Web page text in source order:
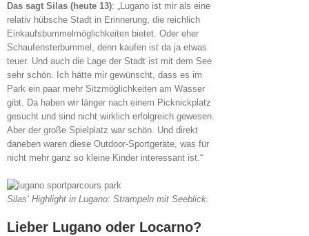
Das sagt Silas (heute 13): „Lugano ist mir als eine
relativ hübsche Stadt in Erinnerung, die reichlich
Einkaufsbummelmöglichkeiten bietet. Oder eher
Schaufensterbummel, denn kaufen ist da ja etwas
teuer. Und auch die Lage der Stadt ist mit dem See
sehr schön. Ich hätte mir gewünscht, dass es im
Park ein paar mehr Sitzmöglichkeiten am Wasser
gibt. Da haben wir länger nach einem Picknickplatz
gesucht und sind nicht wirklich erfolgreich gewesen.
Aber der große Spielplatz war schön. Und direkt
daneben waren diese Outdoor-Sportgeräte, was für
nicht mehr ganz so kleine Kinder interessant ist.“
Silas‘ Highlight in Lugano: Strampeln mit Seeblick.
Lieber Lugano oder Locarno?